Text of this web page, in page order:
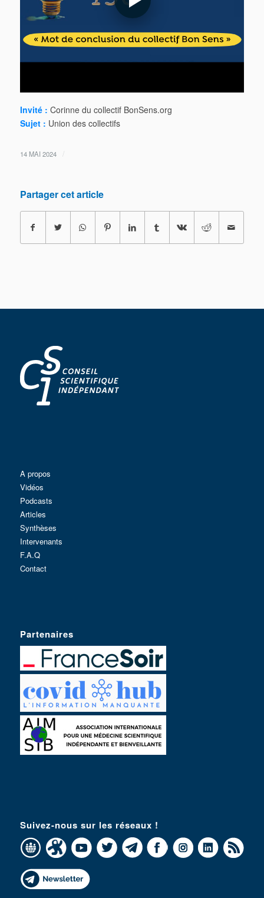
Invité : Corinne du collectif BonSens.org
Sujet : Union des collectifs
14 MAI 2024 /
Partager cet article
A propos
Vidéos
Podcasts
Articles
Synthèses
Intervenants
F.A.Q
Contact
Partenaires
Suivez-nous sur les réseaux !